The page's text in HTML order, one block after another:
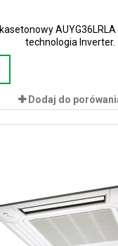
technologia Inverter.
Dodaj do